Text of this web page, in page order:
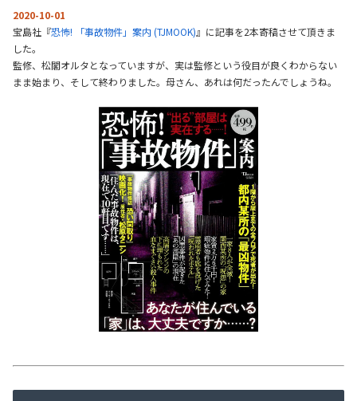
2020-10-01
宝島社『恐怖! 「事故物件」案内 (TJMOOK)』に記事を2本寄稿させて頂きま
した。
監修、松閣オルタとなっていますが、実は監修という役目が良くわからない
まま始まり、そして終わりました。母さん、あれは何だったんでしょうね。